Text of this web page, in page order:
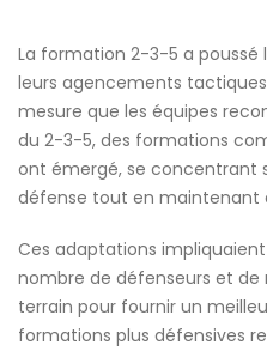
La formation 2-3-5 a poussé
leurs agencements
mesure que les équipes
du 2-3-5, des formations
ont émergé, se concentrant
défense tout en maintenant
Ces adaptations
nombre de défenseurs et de
terrain pour fournir un
formations plus défensives